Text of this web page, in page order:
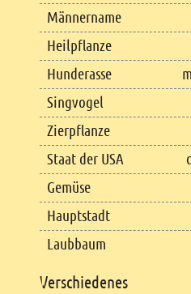
Männername
Heilpflanze
Hunderasse
Singvogel
Zierpflanze
Staat der USA
Gemüse
Hauptstadt
Laubbaum
Verschiedenes